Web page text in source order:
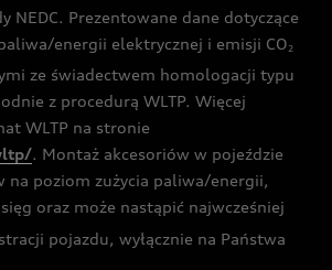
NEDC. Prezentowane dane dotyczące
energii elektrycznej i emisji CO2
ze świadectwem homologacji typu
z procedurą WLTP. Więcej
WLTP na stronie
. Montaż akcesoriów w pojeździe
na poziom zużycia paliwa/energii,
oraz może nastąpić najwcześniej
pojazdu, wyłącznie na Państwa